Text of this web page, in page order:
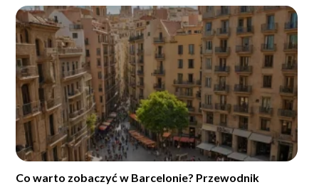
Co warto zobaczyć w Barcelonie? Przewodnik